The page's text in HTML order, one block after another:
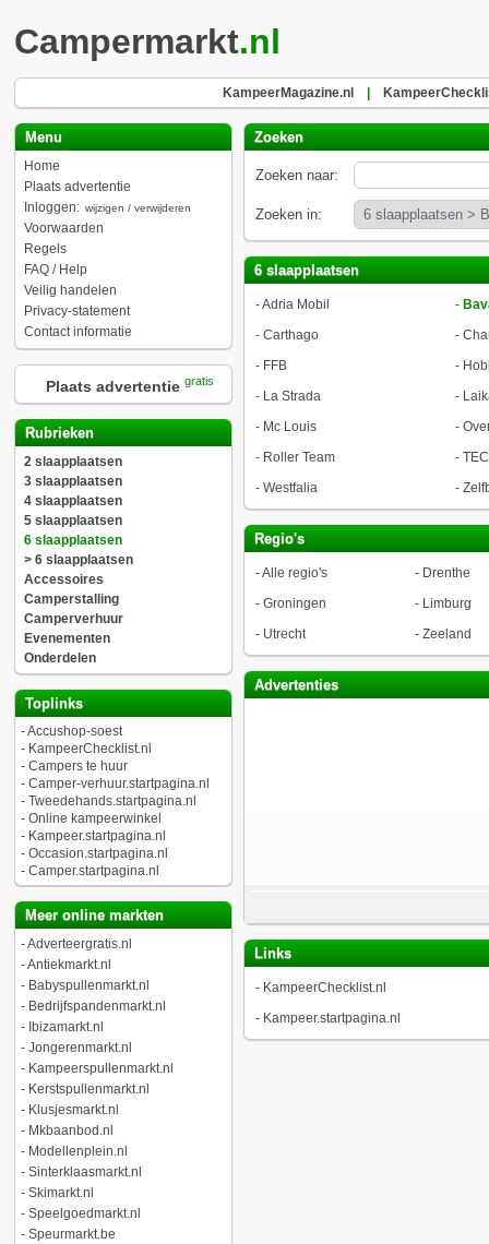
Campermarkt.nl
KampeerMagazine.nl
Menu
Home
Plaats advertentie
Inloggen: wijzigen / verwijderen
Voorwaarden
Regels
FAQ / Help
Veilig handelen
Privacy-statement
Contact informatie
Plaats advertentie gratis
Rubrieken
2 slaapplaatsen
3 slaapplaatsen
4 slaapplaatsen
5 slaapplaatsen
6 slaapplaatsen
> 6 slaapplaatsen
Accessoires
Camperstalling
Camperverhuur
Evenementen
Onderdelen
Toplinks
-Accushop-soest
- KampeerChecklist.nl
- Campers te huur
- Camper-verhuur.startpagina.nl
- Tweedehands.startpagina.nl
- Online kampeerwinkel
- Kampeer.startpagina.nl
- Occasion.startpagina.nl
- Camper.startpagina.nl
Meer online markten
-Adverteergratis.nl
-Antiekmarkt.nl
- Babyspullenmarkt.nl
- Bedrijfspandenmarkt.nl
- Ibizamarkt.nl
- Jongerenmarkt.nl
- Kampeerspullenmarkt.nl
- Kerstspullenmarkt.nl
- Klusjesmarkt.nl
- Mkbaanbod.nl
- Modellenplein.nl
- Sinterklaasmarkt.nl
- Skimarkt.nl
- Speelgoedmarkt.nl
- Speurmarkt.be
Zoeken
Zoeken naar:
Zoeken in:
6 slaapplaatsen
-Adria Mobil -
- Carthago -
- FFB -
- La Strada -
- Mc Louis -
- Roller Team - TEC
- Westfalia -
Regio's
-Alle regio's - Drenthe
- Groningen - Limburg
- Utrecht - Zeeland
Advertenties
Links
- KampeerChecklist.nl
- Kampeer.startpagina.nl